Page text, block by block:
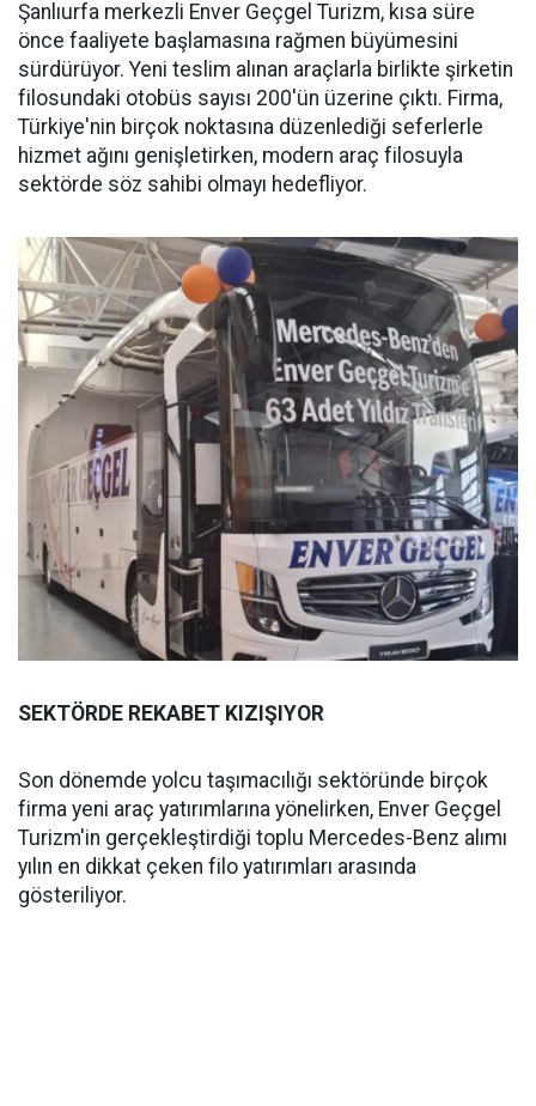
Şanlıurfa merkezli Enver Geçgel Turizm, kısa süre
önce faaliyete başlamasına rağmen büyümesini
sürdürüyor. Yeni teslim alınan araçlarla birlikte şirketin
filosundaki otobüs sayısı 200'ün üzerine çıktı. Firma,
Türkiye'nin birçok noktasına düzenlediği seferlerle
hizmet ağını genişletirken, modern araç filosuyla
sektörde söz sahibi olmayı hedefliyor.
SEKTÖRDE REKABET KIZIŞIYOR
Son dönemde yolcu taşımacılığı sektöründe birçok
firma yeni araç yatırımlarına yönelirken, Enver Geçgel
Turizm'in gerçekleştirdiği toplu Mercedes-Benz alımı
yılın en dikkat çeken filo yatırımları arasında
gösteriliyor.